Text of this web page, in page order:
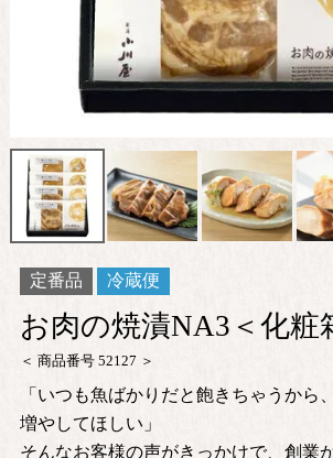
定番品 冷蔵便
お肉の焼漬NA3＜化粧
商品番号 52127
「いつも魚ばかりだと飽きちゃうから
増やしてほしい」
そんなお客様の声がきっかけで、創業